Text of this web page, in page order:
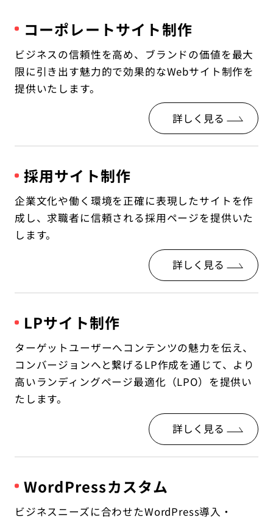
コーポレートサイト制作
ビジネスの信頼性を高め、ブランドの価値を最大
限に引き出す魅力的で効果的なWebサイト制作を
提供いたします。
詳しく見る
採用サイト制作
企業文化や働く環境を正確に表現したサイトを作
成し、求職者に信頼される採用ページを提供いた
します。
詳しく見る
LPサイト制作
ターゲットユーザーへコンテンツの魅力を伝え、
コンバージョンへと繋げるLP作成を通じて、より
高いランディングページ最適化（LPO）を提供い
たします。
詳しく見る
WordPressカスタム
ビジネスニーズに合わせたWordPress導入・